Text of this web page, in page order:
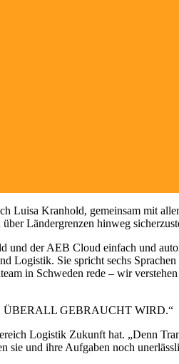
Luisa Kranhold, gemeinsam mit
Ländergrenzen hinweg
der AEB Cloud einfach und
Sie spricht sechs
in Schweden rede – wir
ÜBERALL GEBRAUCHT WIRD.“
Logistik Zukunft hat. „Denn
und ihre Aufgaben noch